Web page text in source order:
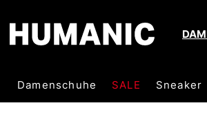
Damenschuhe SALE Sneaker